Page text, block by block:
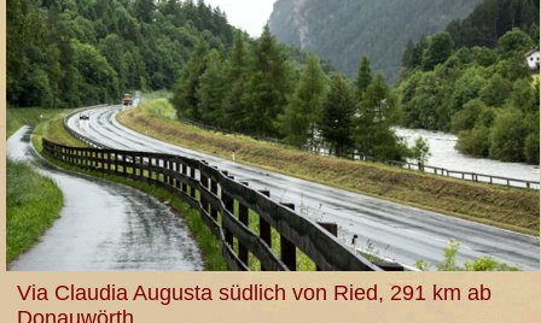
Via Claudia Augusta südlich von Ried, 291 km ab